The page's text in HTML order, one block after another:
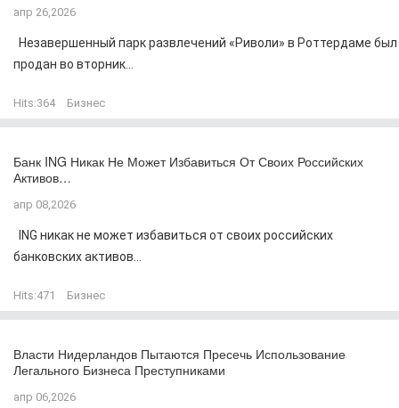
апр 26,2026
Незавершенный парк развлечений «Риволи» в Роттердаме был
продан во вторник...
Hits:364 Бизнес
Банк ING Никак Не Может Избавиться От Своих Российских
Активов…
апр 08,2026
ING никак не может избавиться от своих российских
банковских активов...
Hits:471 Бизнес
Власти Нидерландов Пытаются Пресечь Использование
Легального Бизнеса Преступниками
апр 06,2026